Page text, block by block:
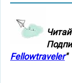
Fellowtraveler"